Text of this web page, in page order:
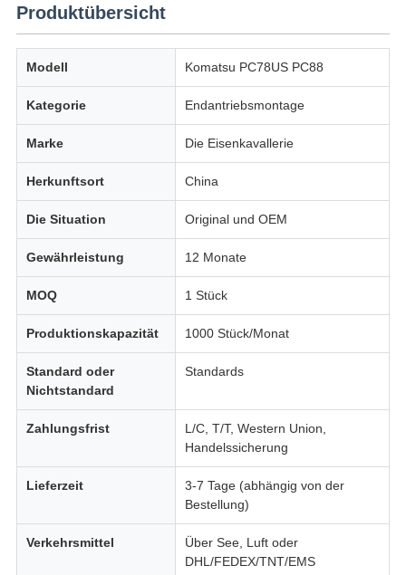
Produktübersicht
Modell Komatsu PC78US PC88
Kategorie Endantriebsmontage
Marke Die Eisenkavallerie
Herkunftsort China
Die Situation Original und OEM
Gewährleistung 12 Monate
MOQ 1 Stück
Produktionskapazität 1000 Stück/Monat
Standard oder
Nichtstandard
Standards
Zahlungsfrist
L/C, T/T, Western Union,
Handelssicherung
Lieferzeit
3-7 Tage (abhängig von der
Bestellung)
Verkehrsmittel
Über See, Luft oder
DHL/FEDEX/TNT/EMS